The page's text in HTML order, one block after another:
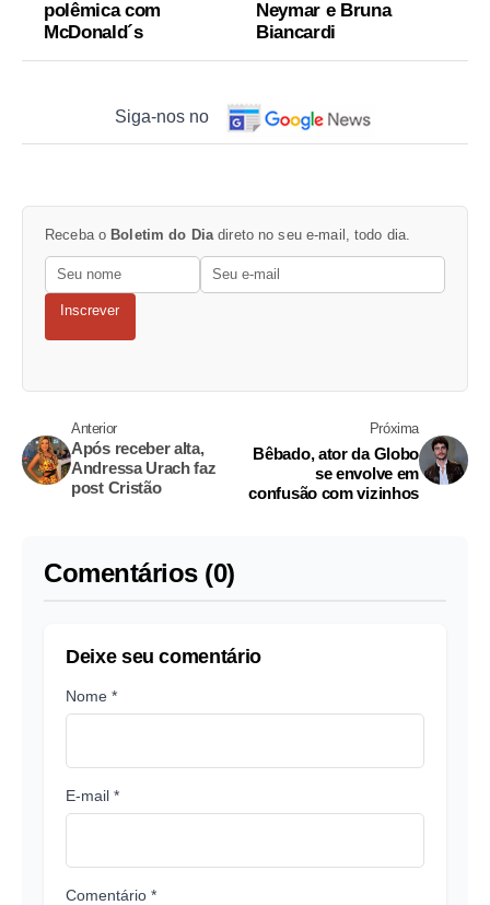
polêmica com
McDonald´s
Neymar e Bruna
Biancardi
Siga-nos no
Receba o Boletim do Diadireto no seu e-mail, todo dia.
Inscrever
Anterior
Após receber alta,
Andressa Urach faz
post Cristão
Próxima
Bêbado, ator da Globo
se envolve em
confusão com vizinhos
Comentários (0)
Deixe seu comentário
Nome *
E-mail *
Comentário *